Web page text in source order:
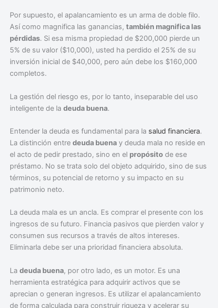
Por supuesto, el apalancamiento es un arma de doble filo.
Así como magnifica las ganancias, también magnifica las
pérdidas. Si esa misma propiedad de $200,000 pierde un
5% de su valor ($10,000), usted ha perdido el 25% de su
inversión inicial de $40,000, pero aún debe los $160,000
completos.
La gestión del riesgo es, por lo tanto, inseparable del uso
inteligente de la deuda buena.
Entender la deuda es fundamental para la salud financiera.
La distinción entre deuda buena y deuda mala no reside en
el acto de pedir prestado, sino en el propósito de ese
préstamo. No se trata solo del objeto adquirido, sino de sus
términos, su potencial de retorno y su impacto en su
patrimonio neto.
La deuda mala es un ancla. Es comprar el presente con los
ingresos de su futuro. Financia pasivos que pierden valor y
consumen sus recursos a través de altos intereses.
Eliminarla debe ser una prioridad financiera absoluta.
La deuda buena, por otro lado, es un motor. Es una
herramienta estratégica para adquirir activos que se
aprecian o generan ingresos. Es utilizar el apalancamiento
de forma calculada para construir riqueza y acelerar su